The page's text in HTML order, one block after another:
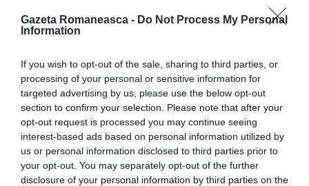
Gazeta Romaneasca - Do Not Process My Personal
Information
If you wish to opt-out of the sale, sharing to third parties, or
processing of your personal or sensitive information for
targeted advertising by us, please use the below opt-out
section to confirm your selection. Please note that after your
opt-out request is processed you may continue seeing
interest-based ads based on personal information utilized by
us or personal information disclosed to third parties prior to
your opt-out. You may separately opt-out of the further
disclosure of your personal information by third parties on the
sunt Mircea Lubanovici şi Cristina Baturi, pentru
postul de deputat, iar al doilea candidat la Senat al
Canada.
Circumscripţia electorală 43este împărţită în patru
colegii uninominale pentru Camera Deputaţilor, şi
două colegii uninominale pentru Senat. Distribuţia
colegiilor pentru Camera Deputaţilor este